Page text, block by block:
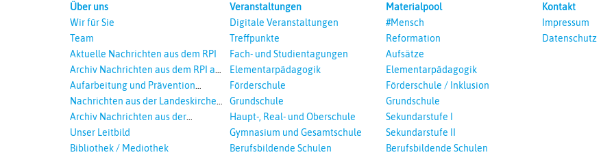
Über uns
Wir für Sie
Team
Aktuelle Nachrichten aus dem RPI
Archiv Nachrichten aus dem RPI ab
2018
Aufarbeitung und Prävention
sexualisierte Gewalt - Landeskirche
Nachrichten aus der Landeskirche
Hannovers
Archiv Nachrichten aus der
Landeskirche in Auswahl
Unser Leitbild
Bibliothek / Mediothek
Veranstaltungen
Digitale Veranstaltungen
Treffpunkte
Fach- und Studientagungen
Elementarpädagogik
Förderschule
Grundschule
Haupt-, Real- und Oberschule
Gymnasium und Gesamtschule
Berufsbildende Schulen
Materialpool
#Mensch
Reformation
Aufsätze
Elementarpädagogik
Förderschule / Inklusion
Grundschule
Sekundarstufe I
Sekundarstufe II
Berufsbildende Schulen
Kontakt
Impressum
Datenschutz